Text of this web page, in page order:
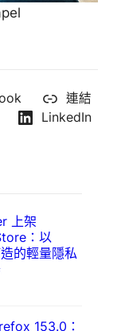
連結
LinkedIn
上架
：以
的輕量隱私
153.0：